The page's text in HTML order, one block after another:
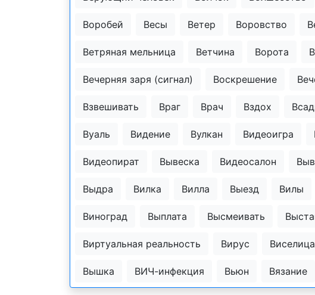
Воробей Весы Ветер Воровство
Ветряная мельница Ветчина Ворота
Вечерняя заря (сигнал) Воскрешение
Взвешивать Враг Врач Вздох
Вуаль Видение Вулкан Видеоигра
Видеопират Вывеска Видеосалон
Выдра Вилка Вилла Выезд Вилы
Виноград Выплата Высмеивать
Виртуальная реальность Вирус Виселица
Вышка ВИЧ-инфекция Вьюн Вязание